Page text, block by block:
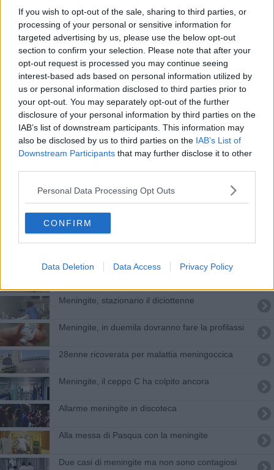
If you wish to opt-out of the sale, sharing to third parties, or
processing of your personal or sensitive information for
targeted advertising by us, please use the below opt-out
section to confirm your selection. Please note that after your
opt-out request is processed you may continue seeing
interest-based ads based on personal information utilized by
us or personal information disclosed to third parties prior to
your opt-out. You may separately opt-out of the further
disclosure of your personal information by third parties on the
IAB’s list of downstream participants. This information may
also be disclosed by us to third parties on the IAB’s List of
Downstream Participants that may further disclose it to other
Personal Data Processing Opt Outs
CONFIRM
Data Deletion Data Access Privacy Policy
Pericoloso traffico online di farmaci anti-Covid
A Careggi primo trapianto toscano di microbiota
Infezioni nosocomiali, la Toscana ha un piano
Infezioni ospedaliere, formazione per 20mila
sanitari
Allevamenti intensivi e benessere animale
Oli essenziali per allevamenti ittici più sostenibili
In terapia intensiva con la meningite B
Va in discoteca e poi muore di meningite
Con la meningite tra palestre e discoteche
Meningite, stazionario il diciottenne
Meningite, in duemila dovranno fare la profilassi
28enne ricoverata per malattia meningoccica
Meningite, il ceppo C ha colpito ancora
Allarme meningite in discoteca
Alla messa di Pasqua con la meningite
Due casi di meningite ma non sono contagiosi